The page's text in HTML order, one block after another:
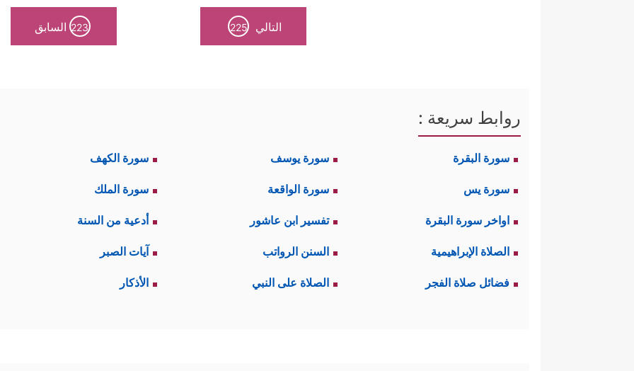
التالي 225
223 السابق
روابط سريعة :
سورة البقرة سورة يوسف سورة الكهف
سورة يس سورة الواقعة سورة الملك
اواخر سورة البقرة تفسير ابن عاشور أدعية من السنة
الصلاة الإبراهيمية السنن الرواتب آيات الصبر
فضائل صلاة الفجر الصلاة على النبي الأذكار